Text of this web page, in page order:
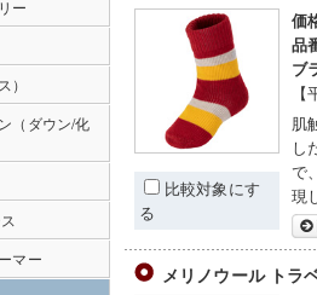
比較対象にす
る
価
品
ブ
肌
し
で
現
メリノウール トラ
ー
）
（ダウン/化
マー